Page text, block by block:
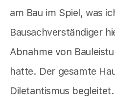
am Bau im Spiel, was
Bausachverständiger
Abnahme von
hatte. Der gesamte
Diletantismus